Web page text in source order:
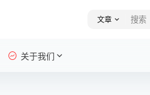
文章
关于我们